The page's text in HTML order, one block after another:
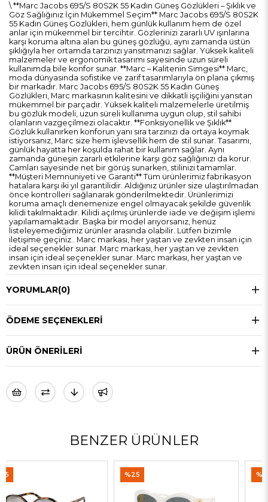
\ **Marc Jacobs 695/S 80S2K 55 Kadın Güneş Gözlükleri – Şıklık ve
Göz Sağlığınız İçin Mükemmel Seçim** Marc Jacobs 695/S 80S2K
55 Kadın Güneş Gözlükleri, hem günlük kullanım hem de özel
anlar için mükemmel bir tercihtir. Gözlerinizi zararlı UV ışınlarına
karşı koruma altına alan bu güneş gözlüğü, aynı zamanda üstün
şıklığıyla her ortamda tarzınızı yansıtmanızı sağlar. Yüksek kaliteli
malzemeler ve ergonomik tasarımı sayesinde uzun süreli
kullanımda bile konfor sunar. **Marc – Kalitenin Simgesi** Marc,
moda dünyasında sofistike ve zarif tasarımlarıyla ön plana çıkmış
bir markadır. Marc Jacobs 695/S 80S2K 55 Kadın Güneş
Gözlükleri, Marc markasının kalitesini ve dikkatli işçiliğini yansıtan
mükemmel bir parçadır. Yüksek kaliteli malzemelerle üretilmiş
bu gözlük modeli, uzun süreli kullanıma uygun olup, stil sahibi
olanların vazgeçilmezi olacaktır. **Fonksiyonellik ve Şıklık**
Gözlük kullanırken konforun yanı sıra tarzınızı da ortaya koymak
istiyorsanız, Marc size hem işlevsellik hem de stil sunar. Tasarımı,
günlük hayatta her koşulda rahat bir kullanım sağlar. Aynı
zamanda güneşin zararlı etkilerine karşı göz sağlığınızı da korur.
Camları sayesinde net bir görüş sunarken, stilinizi tamamlar.
**Müşteri Memnuniyeti ve Garanti** Tüm ürünlerimiz fabrikasyon
hatalara karşı iki yıl garantilidir. Aldığınız ürünler size ulaştırılmadan
önce kontrolleri sağlanarak gönderilmektedir. Ürünlerimizi
koruma amaçlı denemenize engel olmayacak şekilde güvenlik
kilidi takılmaktadır. Kilidi açılmış ürünlerde iade ve değişim işlemi
yapılamamaktadır. Başka bir model arıyorsanız, henüz
listeleyemediğimiz ürünler arasında olabilir. Lütfen bizimle
iletişime geçiniz.. Marc markası, her yaştan ve zevkten insan için
ideal seçenekler sunar. Marc markası, her yaştan ve zevkten
insan için ideal seçenekler sunar. Marc markası, her yaştan ve
zevkten insan için ideal seçenekler sunar.
YORUMLAR(0)
ÖDEME SEÇENEKLERI
ÜRÜN ÖNERILERI
BENZER ÜRÜNLER